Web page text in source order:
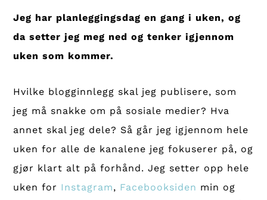
Jeg har planleggingsdag en gang i uken, og
da setter jeg meg ned og tenker igjennom
uken som kommer.
Hvilke blogginnlegg skal jeg publisere, som
jeg må snakke om på sosiale medier? Hva
annet skal jeg dele? Så går jeg igjennom hele
uken for alle de kanalene jeg fokuserer på, og
gjør klart alt på forhånd. Jeg setter opp hele
uken for Instagram, Facebooksiden min og